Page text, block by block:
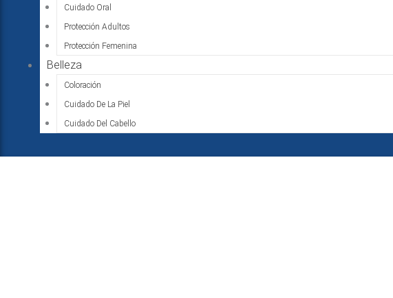
Cuidado Oral
Protección Adultos
Protección Femenina
Belleza
Coloración
Cuidado De La Piel
Cuidado Del Cabello